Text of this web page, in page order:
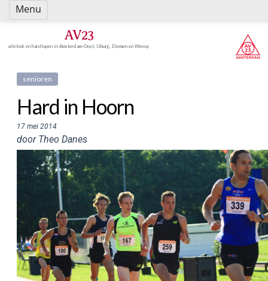
Spring
naar
AV23
atletiek en hardlopen in Amsterdam-Oost, IJburg, Diemen en Weesp
senioren
Hard in Hoorn
17 mei 2014
door Theo Danes
Menu